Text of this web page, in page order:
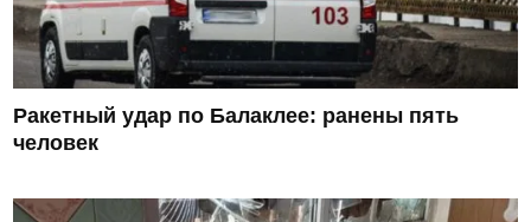
Ракетный удар по Балаклее: ранены пять
человек